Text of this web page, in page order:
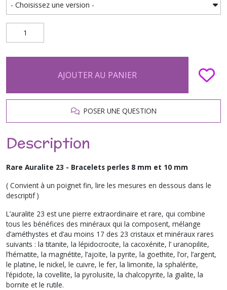
AJOUTER AU PANIER
POSER UNE QUESTION
Description
Rare Auralite 23 - Bracelets perles 8 mm et 10 mm
( Convient à un poignet fin, lire les mesures en dessous dans le
descriptif )
L’auralite 23 est une pierre extraordinaire et rare, qui combine
tous les bénéfices des minéraux qui la composent, mélange
d’améthystes et d’au moins 17 des 23 cristaux et minéraux rares
suivants : la titanite, la lépidocrocite, la cacoxénite, l’ uranopilite,
l’hématite, la magnétite, l’ajoïte, la pyrite, la goethite, l’or, l’argent,
le platine, le nickel, le cuivre, le fer, la limonite, la sphalérite,
l’épidote, la covellite, la pyrolusite, la chalcopyrite, la gialite, la
bornite et le rutile.